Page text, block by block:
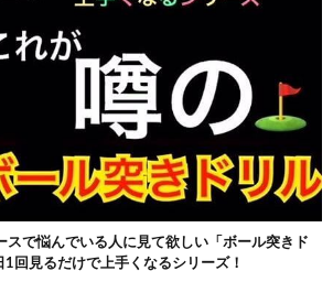
スで悩んでいる人に見て欲しい「ボール突きド
回見るだけで上手くなるシリーズ！